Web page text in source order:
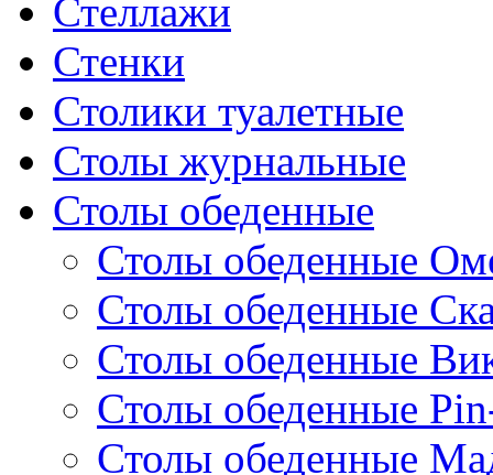
Стеллажи
Стенки
Столики туалетные
Столы журнальные
Столы обеденные
Столы обеденные
Столы обеденные
Столы обеденные
Столы обеденные
Столы обеденные